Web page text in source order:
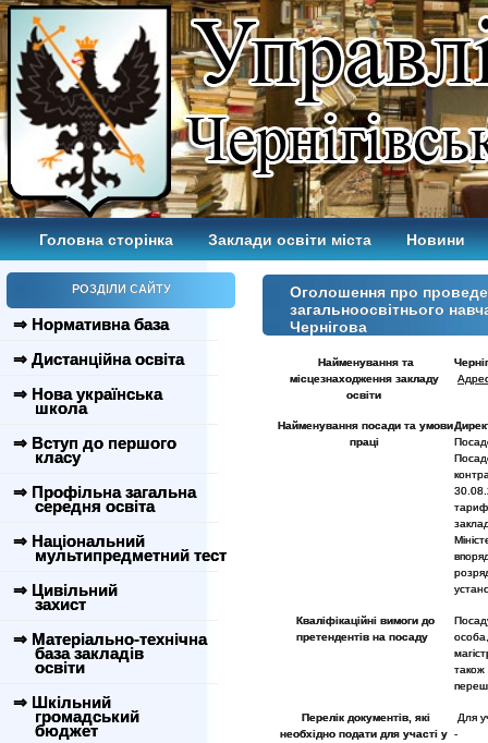
Головна сторінка Заклади освіти міста Новини
РОЗДІЛИ САЙТУ
⇒ Нормативна база
⇒ Дистанційна освіта
⇒ Нова українська
школа
⇒ Вступ до першого
класу
⇒ Профільна загальна
середня освіта
⇒ Національний
мультипредметний тест
⇒ Цивільний
захист
⇒ Матеріально-технічна
база закладів
освіти
⇒ Шкільний
громадський
бюджет
Оголошення про
загальноосвітнього
Чернігова
Найменування та
місцезнаходження закладу
освіти
Найменування посади та умови
праці
Кваліфікаційні вимоги до
претендентів на посаду
Перелік документів, які
необхідно подати для участі у
Для
-